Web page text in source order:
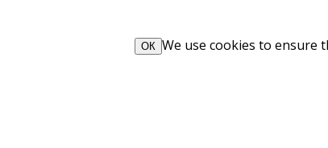
We use cookies to ensure
ОК